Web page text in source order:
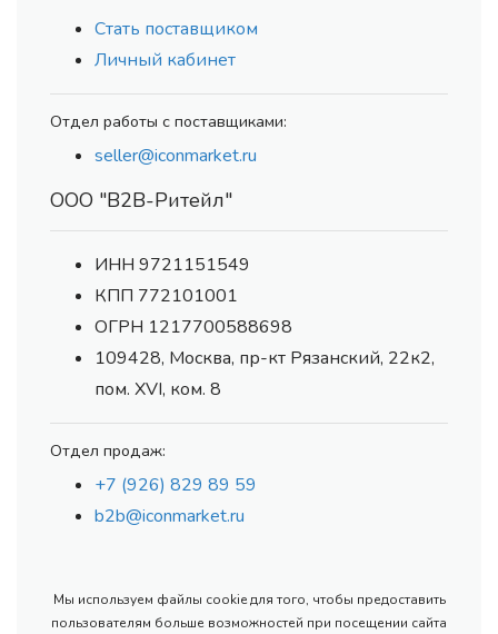
Стать поставщиком
Личный кабинет
Отдел работы с поставщиками:
seller@iconmarket.ru
ООО "В2В-Ритейл"
ИНН 9721151549
КПП 772101001
ОГРН 1217700588698
109428, Москва, пр-кт Рязанский, 22к2,
пом. XVI, ком. 8
Отдел продаж:
+7 (926) 829 89 59
b2b@iconmarket.ru
Мы используем файлы cookie для того, чтобы предоставить
пользователям больше возможностей при посещении сайта